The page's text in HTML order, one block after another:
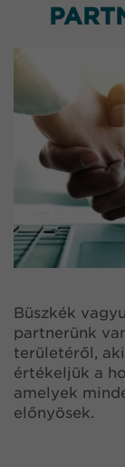
Büszkék
partnerünk
területéről,
értékeljük a
amelyek
előnyösek.